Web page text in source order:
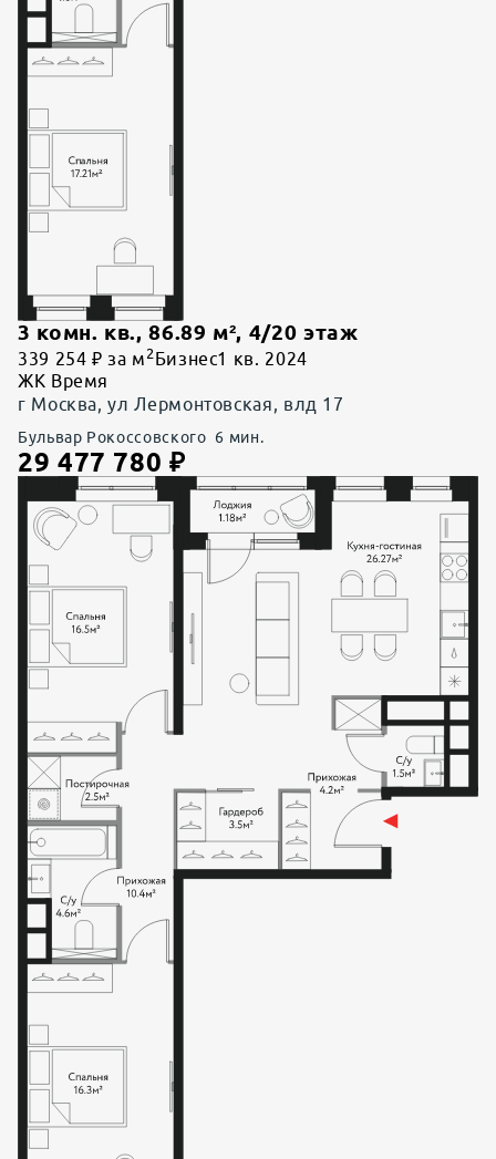
3 комн. кв., 86.89 м², 4/20 этаж
339 254 ₽ за м 2 Бизнес1 кв. 2024
ЖК Время
г Москва, ул Лермонтовская, влд 17
Бульвар Рокоссовского 6 мин.
29 477 780 ₽